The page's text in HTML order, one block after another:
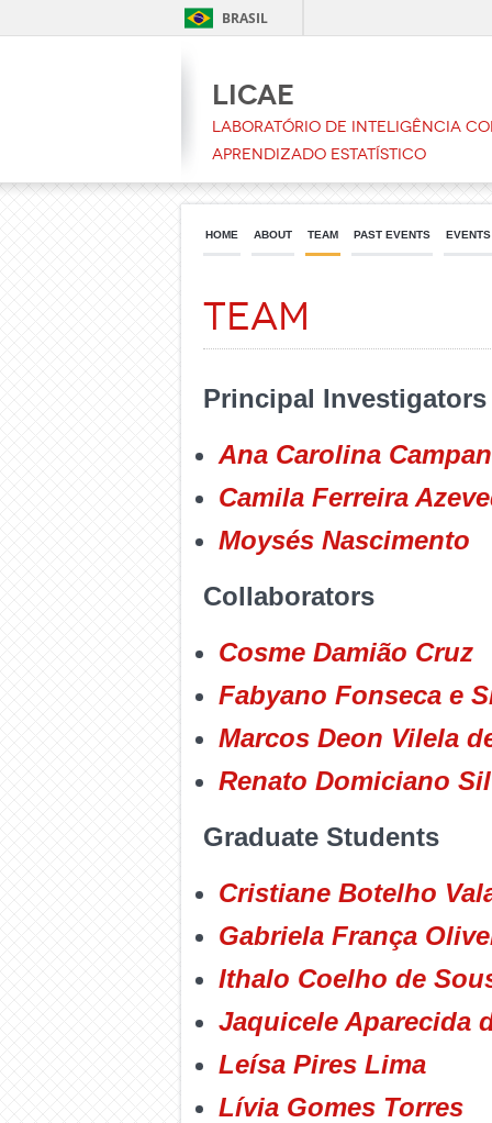
BRASIL
LICAE
Laboratório de Inteligência
Aprendizado Estatístico
HOME ABOUT TEAM PAST EVENTS EVENTS
Team
Principal Investigators
Ana Carolina
Camila Ferreira
Moysés Nascimento
Collaborators
Cosme Damião Cruz
Fabyano Fonseca e
Marcos Deon Vilela
Renato Domiciano
Graduate Students
Cristiane Botelho
Gabriela França
Ithalo Coelho de
Jaquicele Aparecida
Leísa Pires Lima
Lívia Gomes Torres